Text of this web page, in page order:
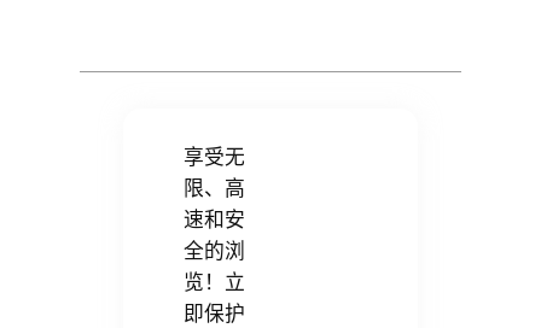
享受无
限、高
速和安
全的浏
览！立
即保护